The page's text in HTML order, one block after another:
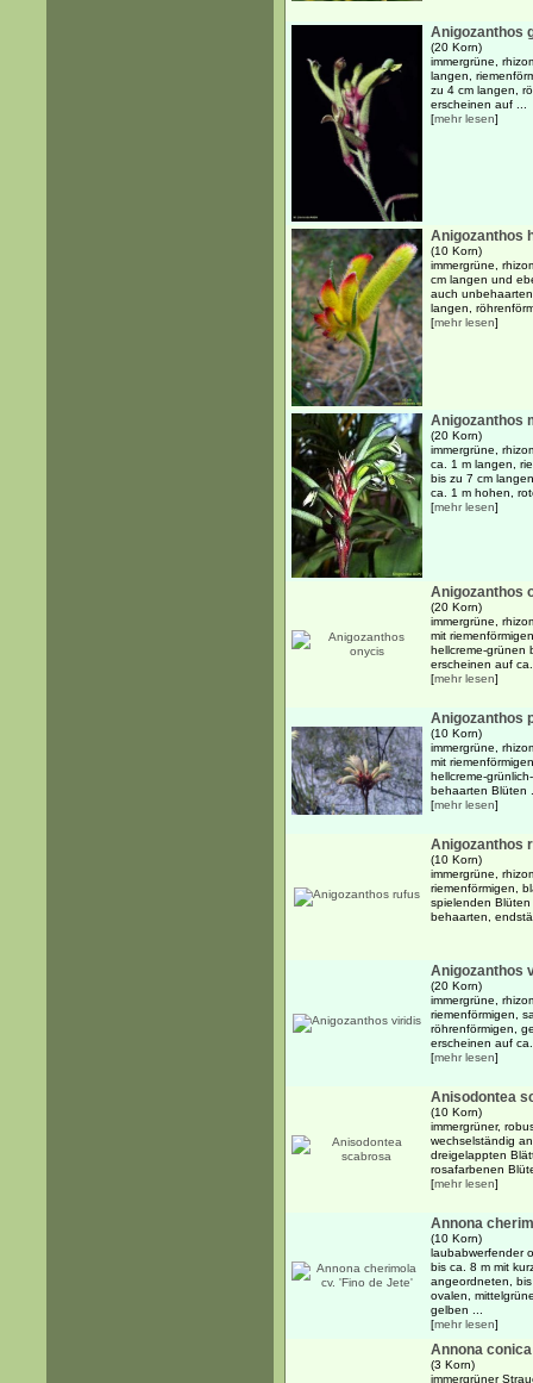
Anigozanthos
(20 Korn)
immergrüne,
langen,
zu 4 cm langen,
erscheinen auf ...
[mehr lesen]
Anigozanthos
(10 Korn)
immergrüne,
cm langen und
auch
langen,
[mehr lesen]
Anigozanthos
(20 Korn)
immergrüne,
ca. 1 m langen,
bis zu 7 cm
ca. 1 m hohen,
[mehr lesen]
Anigozanthos
(20 Korn)
immergrüne,
mit
hellcreme-grünen
erscheinen auf
[mehr lesen]
Anigozanthos
(10 Korn)
immergrüne,
mit
hellcreme-
behaarten Blüten
[mehr lesen]
Anigozanthos
(10 Korn)
immergrüne,
riemenförmigen,
spielenden
behaarten,
Anigozanthos
(20 Korn)
immergrüne,
riemenförmigen,
röhrenförmigen,
erscheinen auf
[mehr lesen]
Anisodontea
(10 Korn)
immergrüner,
wechselständig
dreigelappten
rosafarbenen
[mehr lesen]
Annona
(10 Korn)
laubabwerfender
bis ca. 8 m mit
angeordneten,
ovalen,
gelben ...
[mehr lesen]
Annona conica
(3 Korn)
immergrüner